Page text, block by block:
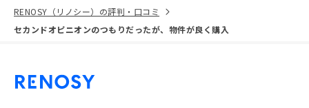
RENOSY（リノシー）の評判・口コミ
セカンドオピニオンのつもりだったが、物件が良く購入